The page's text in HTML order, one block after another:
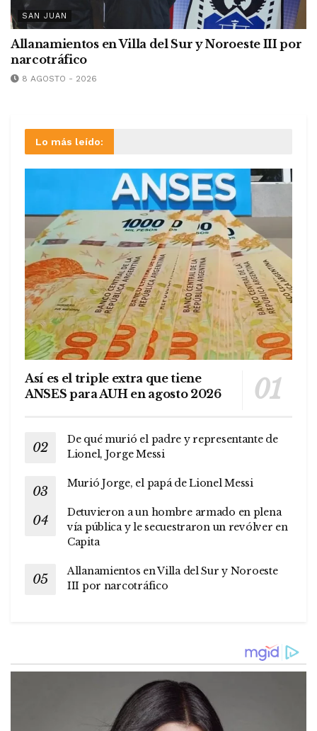
SAN JUAN
Allanamientos en Villa del Sur y Noroeste III por
narcotráfico
8 AGOSTO - 2026
Lo más leído:
Así es el triple extra que tiene
ANSES para AUH en agosto 2026
De qué murió el padre y representante de
Lionel, Jorge Messi
Murió Jorge, el papá de Lionel Messi
Detuvieron a un hombre armado en plena
vía pública y le secuestraron un revólver en
Capita
Allanamientos en Villa del Sur y Noroeste
III por narcotráfico